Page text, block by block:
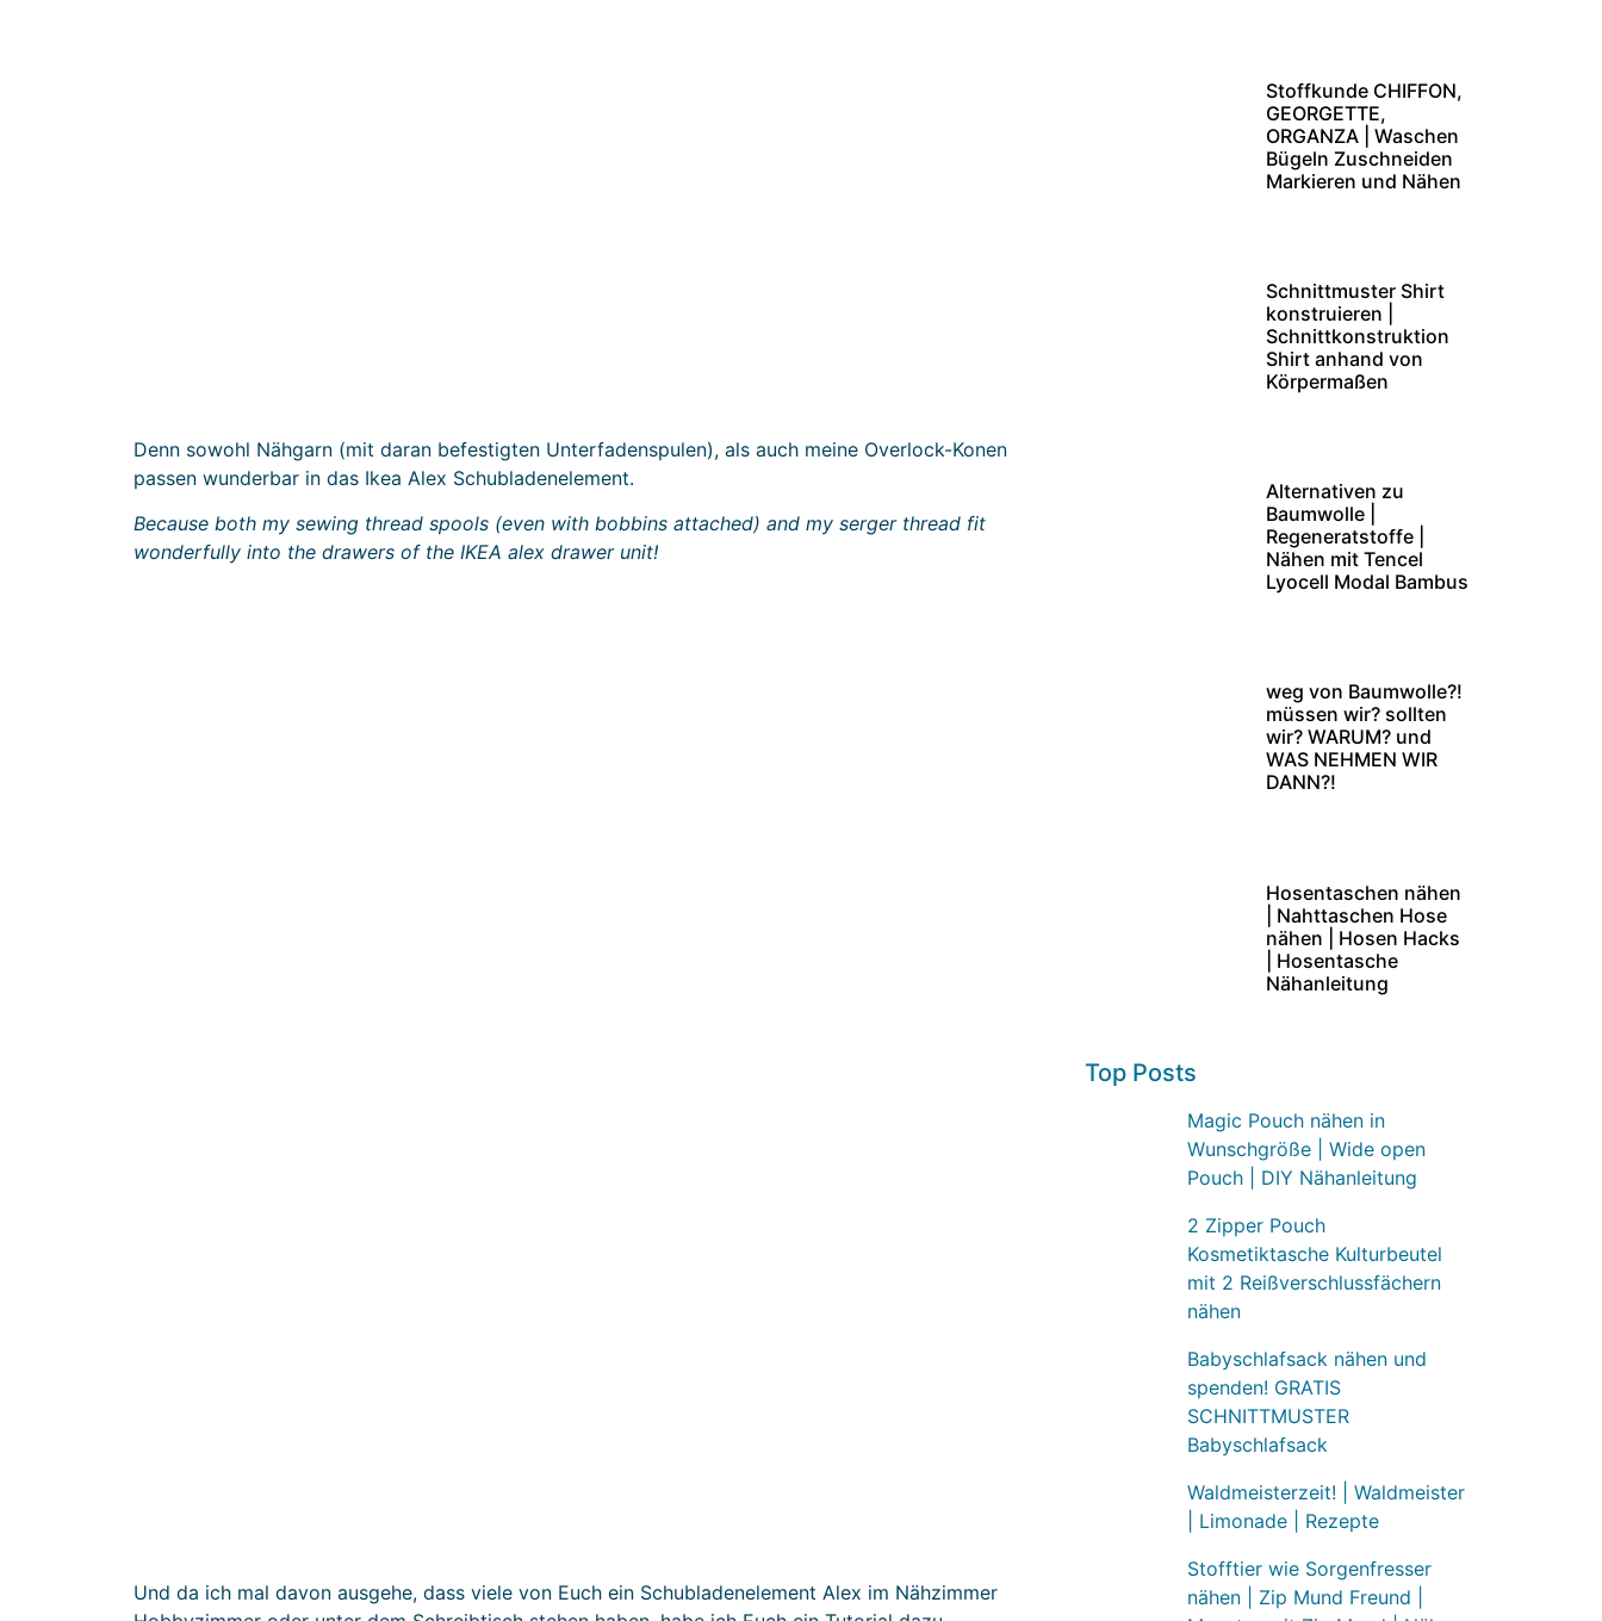
Stoffkunde CHIFFON,
GEORGETTE,
ORGANZA | Waschen
Bügeln Zuschneiden
Markieren und Nähen
Schnittmuster Shirt
konstruieren |
Schnittkonstruktion
Shirt anhand von
Körpermaßen
Alternativen zu
Baumwolle |
Regeneratstoffe |
Nähen mit Tencel
Lyocell Modal Bambus
weg von Baumwolle?!
müssen wir? sollten
wir? WARUM? und
WAS NEHMEN WIR
DANN?!
Hosentaschen nähen
| Nahttaschen Hose
nähen | Hosen Hacks
| Hosentasche
Nähanleitung
Top Posts
Magic Pouch nähen in
Wunschgröße | Wide open
Pouch | DIY Nähanleitung
2 Zipper Pouch
Kosmetiktasche Kulturbeutel
mit 2 Reißverschlussfächern
nähen
Babyschlafsack nähen und
spenden! GRATIS
SCHNITTMUSTER
Babyschlafsack
Waldmeisterzeit! | Waldmeister
| Limonade | Rezepte
Stofftier wie Sorgenfresser
nähen | Zip Mund Freund |
Denn sowohl Nähgarn (mit daran befestigten Unterfadenspulen), als auch meine Overlock-Konen
passen wunderbar in das Ikea Alex Schubladenelement.
Because both my sewing thread spools (even with bobbins attached) and my serger thread fit
wonderfully into the drawers of the IKEA alex drawer unit!
Und da ich mal davon ausgehe, dass viele von Euch ein Schubladenelement Alex im Nähzimmer